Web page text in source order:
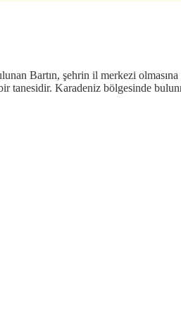
Bartın, şehrin il merkezi
Karadeniz bölgesinde